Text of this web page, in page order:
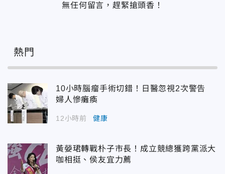
無任何留言，趕緊搶頭香！
熱門
10小時腦瘤手術切錯！日醫忽視2次警告
婦人慘癱瘓
12小時前 健康
黃嫈珺轉戰朴子市長！成立競總獲跨黨派大
咖相挺、侯友宜力薦